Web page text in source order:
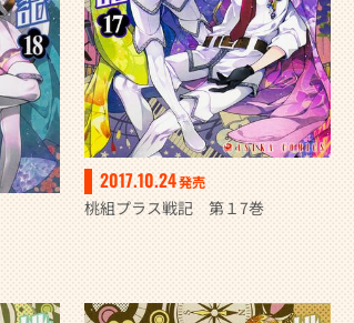
2017.10.24発売
桃組プラス戦記 第１7巻